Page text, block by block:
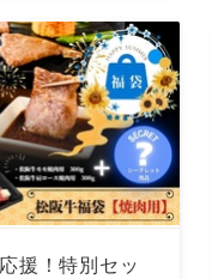
援！特別セッ